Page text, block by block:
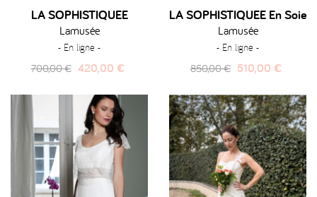
LA SOPHISTIQUEE
Lamusée
- En ligne -
Prix
700,00 € Prix
420,00 €
LA SOPHISTIQUEE En Soie
Lamusée
- En ligne -
Prix
850,00 € Prix
510,00 €